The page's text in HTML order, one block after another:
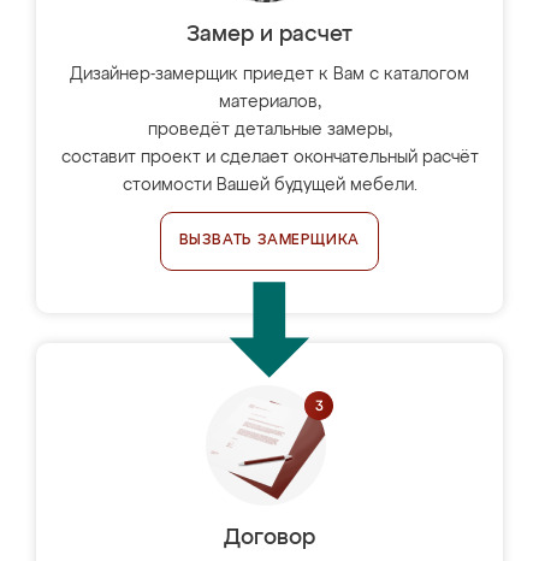
Замер и расчет
Дизайнер-замерщик приедет к Вам с каталогом
материалов,
проведёт детальные замеры,
составит проект и сделает окончательный расчёт
стоимости Вашей будущей мебели.
ВЫЗВАТЬ ЗАМЕРЩИКА
Договор